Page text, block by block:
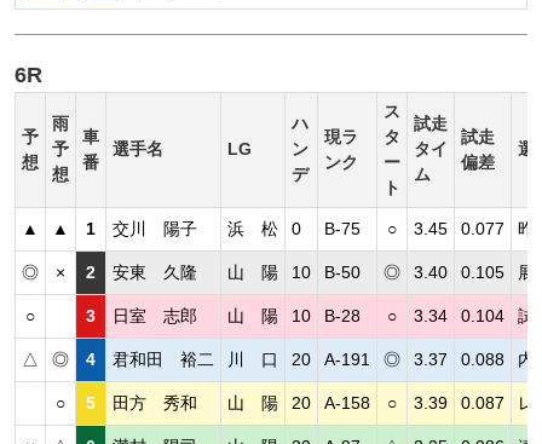
6R
予
想
雨
予
想
車
番
選手名 LG
ハ
ン
デ
現ラ
ンク
ス
タ
ー
ト
試走
タイ
ム
試走
偏差
選
▲ ▲ 1 交川 陽子 浜 松 0 B-75 ○ 3.45 0.077 昨
◎ × 2 安東 久隆 山 陽 10 B-50 ◎ 3.40 0.105 展
○ 3 日室 志郎 山 陽 10 B-28 ○ 3.34 0.104 試
△ ◎ 4 君和田 裕二 川 口 20 A-191 ◎ 3.37 0.088 内
○ 5 田方 秀和 山 陽 20 A-158 ○ 3.39 0.087 レ